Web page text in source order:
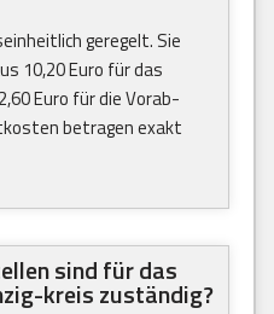
geregelt. Sie
10,20 Euro für das
Euro für die Vorab-
betragen exakt
sind für das
kreis zuständig?